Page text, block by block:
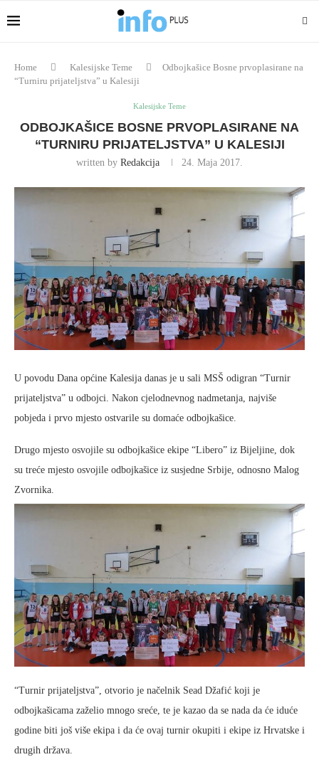
Home Kalesijske Teme
Odbojkašice Bosne prvoplasirane na
“Turniru prijateljstva” u Kalesiji
Kalesijske Teme
ODBOJKAŠICE BOSNE PRVOPLASIRANE NA
“TURNIRU PRIJATELJSTVA” U KALESIJI
written by Redakcija 24. Maja 2017.
U povodu Dana općine Kalesija danas je u sali MSŠ odigran “Turnir
prijateljstva” u odbojci. Nakon cjelodnevnog nadmetanja, najviše
pobjeda i prvo mjesto ostvarile su domaće odbojkašice.
Drugo mjesto osvojile su odbojkašice ekipe “Libero” iz Bijeljine, dok
su treće mjesto osvojile odbojkašice iz susjedne Srbije, odnosno Malog
Zvornika.
“Turnir prijateljstva”, otvorio je načelnik Sead Džafić koji je
odbojkašicama zaželio mnogo sreće, te je kazao da se nada da će iduće
godine biti još više ekipa i da će ovaj turnir okupiti i ekipe iz Hrvatske i
drugih država.